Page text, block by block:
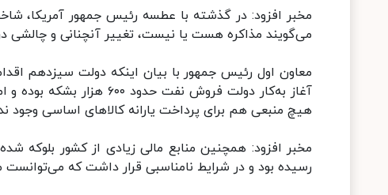
مخبر افزود: در گذشته با عطسه رئیس جمهور آمریکا،
می‌گویند مذاکره هست یا نیست، تغییر آنچنانی و
معاون اول رئیس جمهور با بیان اینکه دولت سیزدهم
آغاز به‌کار دولت فروش
هیچ‌ منبعی هم برای پرداخت یارانه کالاهای اساسی وجود
مخبر افزود: همچنین منابع مالی زیادی از کشور بلوکه
رسیده بود و در شرایط نامناسبی قرار داشت که